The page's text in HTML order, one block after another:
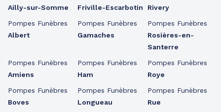
Ailly-sur-Somme
Pompes Funèbres
Albert
Pompes Funèbres
Amiens
Pompes Funèbres
Boves
Friville-Escarbotin
Pompes Funèbres
Gamaches
Pompes Funèbres
Ham
Pompes Funèbres
Longueau
Rivery
Pompes Funèbres
Rosières-en-
Santerre
Pompes Funèbres
Roye
Pompes Funèbres
Rue